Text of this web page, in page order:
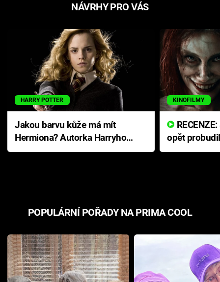
NÁVRHY PRO VÁS
HARRY POTTER
Jakou barvu kůže má mít
Hermiona? Autorka Harryho
Pottera přišla s ráznou
KINOFILMY
opět
přichází s
POPULÁRNÍ POŘADY NA PRIMA COOL